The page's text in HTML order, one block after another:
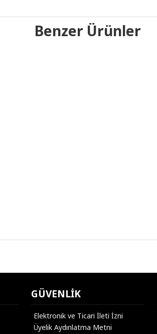
Benzer Ürünler
GÜVENLIK
Elektronik ve Ticari İleti İzni
Üyelik Aydınlatma Metni